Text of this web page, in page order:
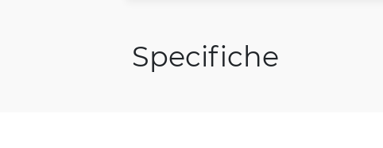
Specifiche